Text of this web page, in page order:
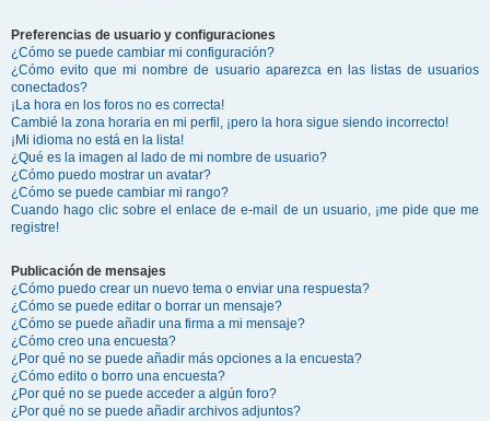
Preferencias de usuario y configuraciones
¿Cómo se puede cambiar mi configuración?
¿Cómo evito que mi nombre de usuario aparezca en las listas de usuarios
conectados?
¡La hora en los foros no es correcta!
Cambié la zona horaria en mi perfil, ¡pero la hora sigue siendo incorrecto!
¡Mi idioma no está en la lista!
¿Qué es la imagen al lado de mi nombre de usuario?
¿Cómo puedo mostrar un avatar?
¿Cómo se puede cambiar mi rango?
Cuando hago clic sobre el enlace de e-mail de un usuario, ¡me pide que me
registre!
Publicación de mensajes
¿Cómo puedo crear un nuevo tema o enviar una respuesta?
¿Cómo se puede editar o borrar un mensaje?
¿Cómo se puede añadir una firma a mi mensaje?
¿Cómo creo una encuesta?
¿Por qué no se puede añadir más opciones a la encuesta?
¿Cómo edito o borro una encuesta?
¿Por qué no se puede acceder a algún foro?
¿Por qué no se puede añadir archivos adjuntos?